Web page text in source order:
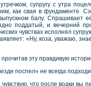
супругу с утра
как свая в фундаменте.
балу. Спрашивает
поддатый, и вечерний
чувствах исполнял
«Ну, коза, уважаю,
эту правдивую
поспел» не всегда
что после водки вы